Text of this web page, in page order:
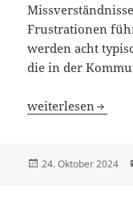
Frustrationen
werden acht
die in der
Ehecoaching für
weiterlesen
Veröffentlicht
24. Oktober 2024